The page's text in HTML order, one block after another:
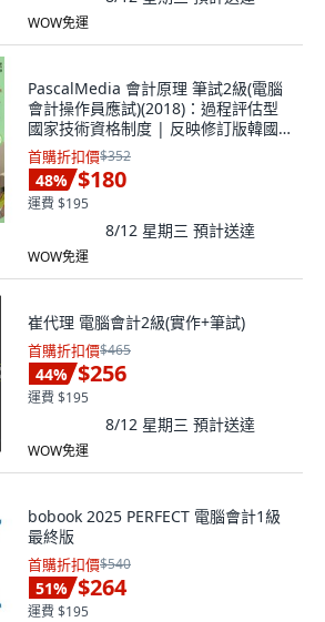
WOW免運
PascalMedia 會計原理 筆試2級(電腦
會計操作員應試)(2018)：過程評估型
國家技術資格制度 | 反映修訂版韓國
國際會計準則
首購折扣價$352
48% $180
運費 $195
8/12 星期三 預計送達
WOW免運
崔代理 電腦會計2級(實作+筆試)
首購折扣價$465
44% $256
運費 $195
8/12 星期三 預計送達
WOW免運
bobook 2025 PERFECT 電腦會計1級
最終版
首購折扣價$540
51% $264
運費 $195